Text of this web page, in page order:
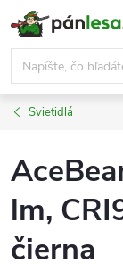
Prejsť
na
obsah
Svietidlá
lm,
čierna